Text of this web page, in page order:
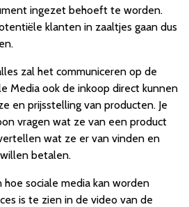
ingezet behoeft te worden.
klanten in zaaltjes gaan dus
zal het communiceren op de
Media ook de inkoop direct kunnen
en prijsstelling van producten. Je
vragen wat ze van een product
wat ze er van vinden en
betalen.
sociale media kan worden
is te zien in de video van de